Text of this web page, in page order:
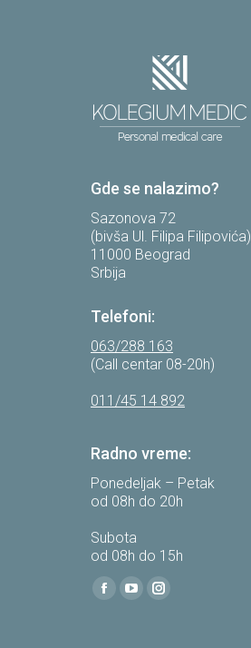
Gde se nalazimo?
Sazonova 72
(bivša Ul. Filipa Filipovića)
11000 Beograd
Srbija
Telefoni:
063/288 163
(Call centar 08-20h)
011/45 14 892
Radno vreme:
Ponedeljak – Petak
od 08h do 20h
Subota
od 08h do 15h
Find us on:
Facebook
YouTubeInstagram